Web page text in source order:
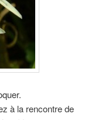
à la rencontre de